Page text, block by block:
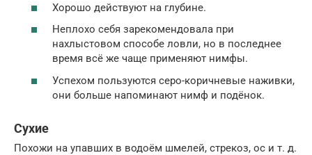
Хорошо действуют на глубине.
Неплохо себя зарекомендовала при
нахлыстовом способе ловли, но в последнее
время всё же чаще применяют нимфы.
Успехом пользуются серо-коричневые наживки,
они больше напоминают нимф и подёнок.
Сухие
Похожи на упавших в водоём шмелей, стрекоз, ос и т. д.